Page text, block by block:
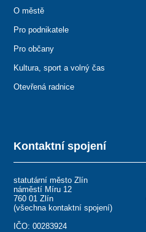
Kontaktní spojení
statutární město Zlín
náměstí Míru 12
760 01 Zlín
(všechna kontaktní spojení)
IČO: 00283924
O městě
Pro podnikatele
Pro občany
Kultura, sport a volný čas
Otevřená radnice